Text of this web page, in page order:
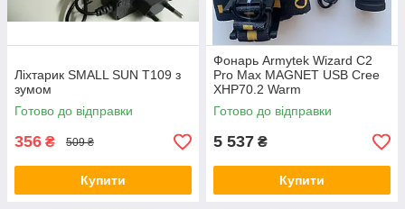
Ліхтарик SMALL SUN Т109 з
зумом
Готово до відправки
356 ₴ 509 ₴
Купити
Фонарь Armytek Wizard C2
Pro Max MAGNET USB Cree
XHP70.2 Warm
Готово до відправки
5 537 ₴
Купити